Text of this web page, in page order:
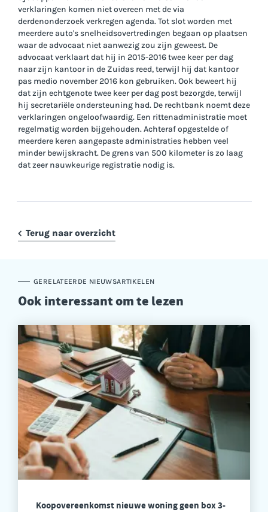
verklaringen komen niet overeen met de via
derdenonderzoek verkregen agenda. Tot slot worden met
meerdere auto's snelheidsovertredingen begaan op plaatsen
waar de advocaat niet aanwezig zou zijn geweest. De
advocaat verklaart dat hij in 2015-2016 twee keer per dag
naar zijn kantoor in de Zuidas reed, terwijl hij dat kantoor
pas medio november 2016 kon gebruiken. Ook beweert hij
dat zijn echtgenote twee keer per dag post bezorgde, terwijl
hij secretariële ondersteuning had. De rechtbank noemt deze
verklaringen ongeloofwaardig. Een rittenadministratie moet
regelmatig worden bijgehouden. Achteraf opgestelde of
meerdere keren aangepaste administraties hebben veel
minder bewijskracht. De grens van 500 kilometer is zo laag
dat zeer nauwkeurige registratie nodig is.
Terug naar overzicht
GERELATEERDE NIEUWSARTIKELEN
Ook interessant om te lezen
Koopovereenkomst nieuwe woning geen box 3-